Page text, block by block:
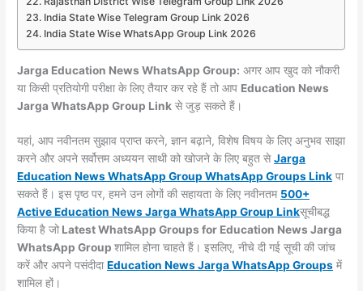
India State Wise Telegram Group Link 2026
India State Wise WhatsApp Group Link 2026
Jarga Education News WhatsApp Group: अगर आप खुद को नौकरी
या किसी प्रतियोगी परीक्षा के लिए तैयार कर रहे हैं तो आप Education News
Jarga WhatsApp Group Link से जुड़ सकते हैं।
यहां, आप नवीनतम सुझाव प्राप्त करने, ज्ञान बढ़ाने, विशेष विषय के लिए अनुभव साझा
करने और अपने सर्वोत्तम अध्ययन साथी को खोजने के लिए बहुत सेJarga
Education News WhatsApp Group WhatsApp GroupsLink पा
सकते हैं। इस पृष्ठ पर, हमने उन लोगों की सहायता के लिए नवीनतम 500+
Active Education News Jarga WhatsApp Group Linkसूचीबद्ध
किया है जो Latest WhatsApp Groups for Education News Jarga
WhatsApp Groupशामिल होना चाहते हैं। इसलिए, नीचे दी गई सूची की जांच
करें और अपने पसंदीदाEducation News Jarga WhatsAppGroups में
शामिल हों।